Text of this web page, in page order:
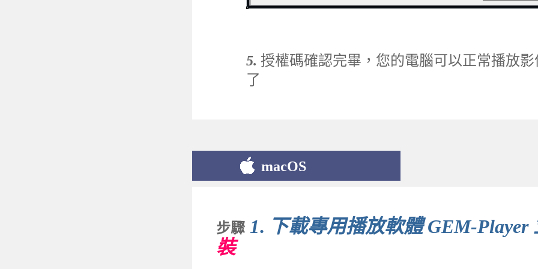
5. 授權碼確認完畢，您的電腦可以正常播放影
了
macOS
步驟 1. 下載專用播放軟體 GEM-Player
裝